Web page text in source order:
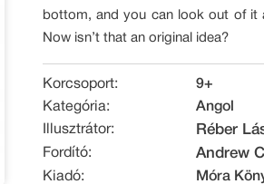
bottom, and you can look out of it
Now isn’t that an original idea?
Korcsoport:
9+
Kategória:
Angol
Illusztrátor:
Réber
Fordító: Andrew
Kiadó:
Móra